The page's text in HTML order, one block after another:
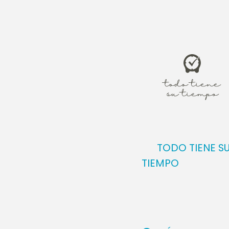
TODO TIENE
TIEMPO